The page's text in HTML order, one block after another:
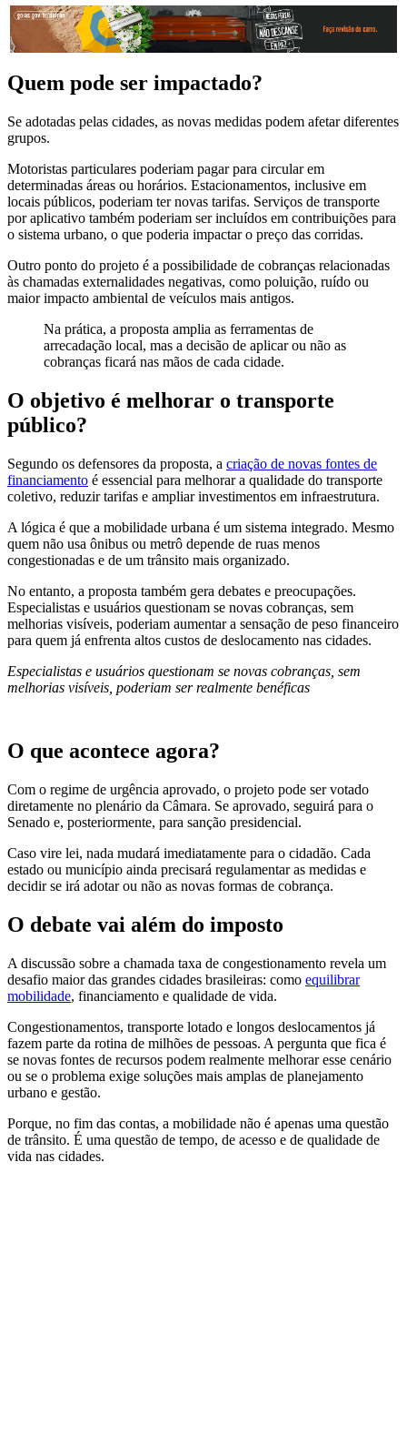
Quem pode ser impactado?
Se adotadas pelas cidades, as novas medidas podem afetar diferentes
grupos.
Motoristas particulares poderiam pagar para circular em
determinadas áreas ou horários. Estacionamentos, inclusive em
locais públicos, poderiam ter novas tarifas. Serviços de transporte
por aplicativo também poderiam ser incluídos em contribuições para
o sistema urbano, o que poderia impactar o preço das corridas.
Outro ponto do projeto é a possibilidade de cobranças relacionadas
às chamadas externalidades negativas, como poluição, ruído ou
maior impacto ambiental de veículos mais antigos.
Na prática, a proposta amplia as ferramentas de
arrecadação local, mas a decisão de aplicar ou não as
cobranças ficará nas mãos de cada cidade.
O objetivo é melhorar o transporte
público?
Segundo os defensores da proposta, a criação de novas fontes de
financiamento é essencial para melhorar a qualidade do transporte
coletivo, reduzir tarifas e ampliar investimentos em infraestrutura.
A lógica é que a mobilidade urbana é um sistema integrado. Mesmo
quem não usa ônibus ou metrô depende de ruas menos
congestionadas e de um trânsito mais organizado.
No entanto, a proposta também gera debates e preocupações.
Especialistas e usuários questionam se novas cobranças, sem
melhorias visíveis, poderiam aumentar a sensação de peso financeiro
para quem já enfrenta altos custos de deslocamento nas cidades.
Especialistas e usuários questionam se novas cobranças, sem
melhorias visíveis, poderiam ser realmente benéficas
O que acontece agora?
Com o regime de urgência aprovado, o projeto pode ser votado
diretamente no plenário da Câmara. Se aprovado, seguirá para o
Senado e, posteriormente, para sanção presidencial.
Caso vire lei, nada mudará imediatamente para o cidadão. Cada
estado ou município ainda precisará regulamentar as medidas e
decidir se irá adotar ou não as novas formas de cobrança.
O debate vai além do imposto
A discussão sobre a chamada taxa de congestionamento revela um
desafio maior das grandes cidades brasileiras: como equilibrar
mobilidade, financiamento e qualidade de vida.
Congestionamentos, transporte lotado e longos deslocamentos já
fazem parte da rotina de milhões de pessoas. A pergunta que fica é
se novas fontes de recursos podem realmente melhorar esse cenário
ou se o problema exige soluções mais amplas de planejamento
urbano e gestão.
Porque, no fim das contas, a mobilidade não é apenas uma questão
de trânsito. É uma questão de tempo, de acesso e de qualidade de
vida nas cidades.